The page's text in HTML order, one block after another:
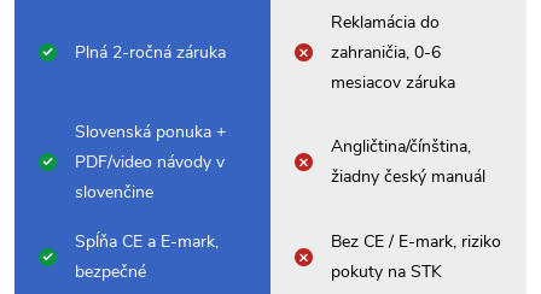
Plná 2-ročná záruka
Reklamácia do
zahraničia, 0-6
mesiacov záruka
Slovenská ponuka +
PDF/video návody v
slovenčine
Angličtina/čínština,
žiadny český manuál
Spĺňa CE a E-mark,
bezpečné
Bez CE / E-mark, riziko
pokuty na STK